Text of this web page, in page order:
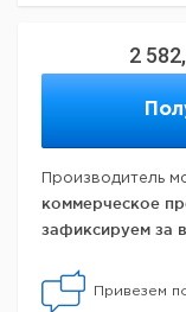
2
Производитель
коммерческое
зафиксируем за
Привезем